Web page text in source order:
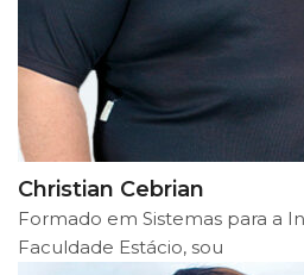
Christian Cebrian
Formado em Sistemas para a
Faculdade Estácio, sou